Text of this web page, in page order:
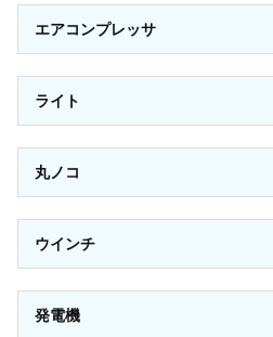
エアコンプレッサ
ライト
丸ノコ
ウインチ
発電機